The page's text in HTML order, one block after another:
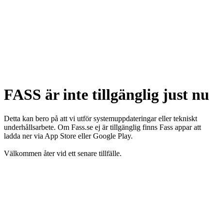
FASS är inte tillgänglig just nu
Detta kan bero på att vi utför systemuppdateringar eller tekniskt
underhållsarbete. Om Fass.se ej är tillgänglig finns Fass appar att
ladda ner via App Store eller Google Play.
Välkommen åter vid ett senare tillfälle.